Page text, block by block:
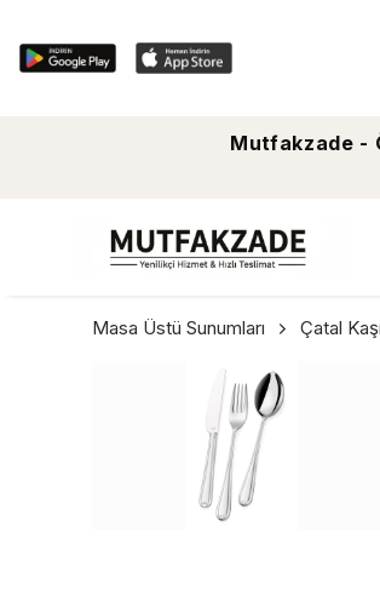
Mutfakzade -
Masa Üstü Sunumları Çatal